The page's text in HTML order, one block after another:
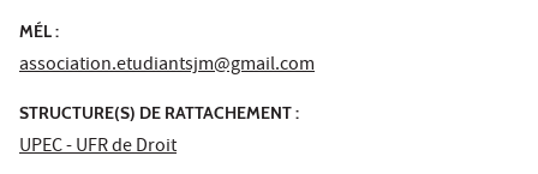
MÉL :
association.etudiantsjm@gmail.com
STRUCTURE(S) DE RATTACHEMENT :
UPEC - UFR de Droit